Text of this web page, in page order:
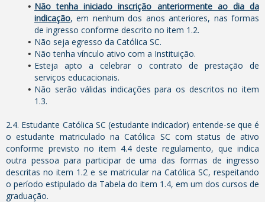
Não tenha iniciado inscrição anteriormente ao dia da
indicação, em nenhum dos anos anteriores, nas formas
de ingresso conforme descrito no item 1.2.
Não seja egresso da Católica SC.
Não tenha vínculo ativo com a Instituição.
Esteja apto a celebrar o contrato de prestação de
serviços educacionais.
Não serão válidas indicações para os descritos no item
1.3.
2.4. Estudante Católica SC (estudante indicador) entende-se que é
o estudante matriculado na Católica SC com status de ativo
conforme previsto no item 4.4 deste regulamento, que indica
outra pessoa para participar de uma das formas de ingresso
descritas no item 1.2 e se matricular na Católica SC, respeitando
o período estipulado da Tabela do item 1.4, em um dos cursos de
graduação.